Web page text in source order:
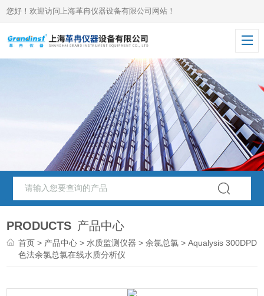
您好！欢迎访问上海革冉仪器设备有限公司网站！
PRODUCTS 产品中心
首页 > 产品中心 > 水质监测仪器 >余氯总氯 > Aqualysis 300DPD
色法余氯总氯在线水质分析仪